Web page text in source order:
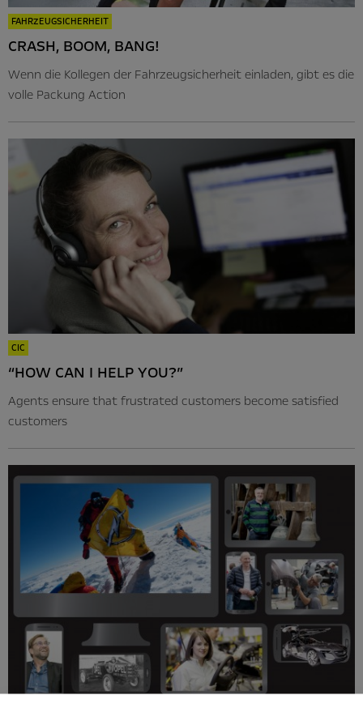
FAHRZEUGSICHERHEIT
CRASH, BOOM, BANG!
Wenn die Kollegen der Fahrzeugsicherheit einladen, gibt es die
volle Packung Action
CIC
“HOW CAN I HELP YOU?”
Agents ensure that frustrated customers become satisfied
customers